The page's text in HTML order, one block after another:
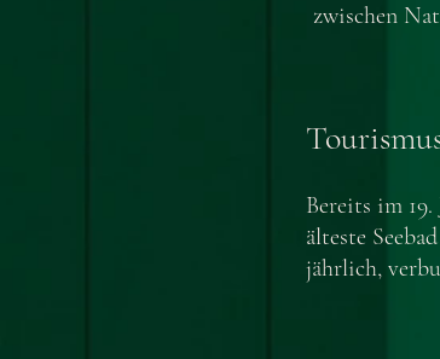
zwischen
Bereits im
älteste
jährlich,